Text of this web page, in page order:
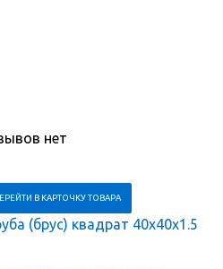
нет
В КАРТОЧКУ ТОВАРА